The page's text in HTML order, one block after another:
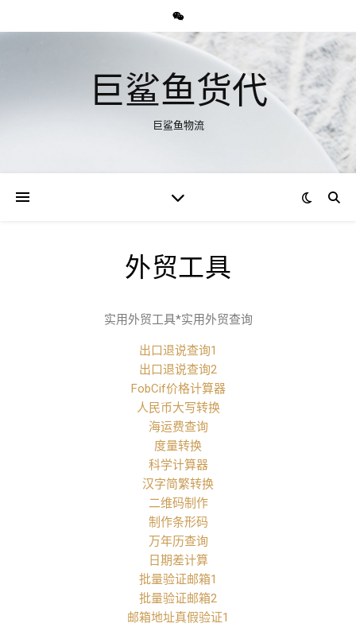
巨鲨鱼货代
巨鲨鱼物流
外贸工具
实用外贸工具*实用外贸查询
出口退说查询1
出口退说查询2
FobCif价格计算器
人民币大写转换
海运费查询
度量转换
科学计算器
汉字简繁转换
二维码制作
制作条形码
万年历查询
日期差计算
批量验证邮箱1
批量验证邮箱2
邮箱地址真假验证1